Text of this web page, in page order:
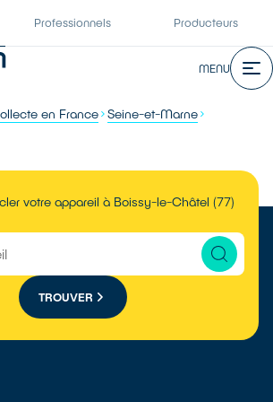
Professionnels Producteurs
MENU
en France Seine-et-Marne
votre appareil à Boissy-le-Châtel (77)
TROUVER